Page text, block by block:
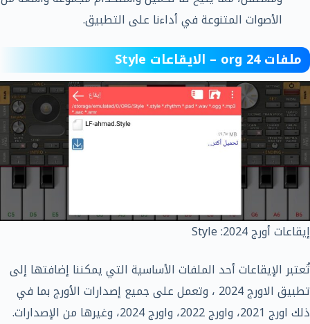
الأصوات المتنوعة في أداءنا على التطبيق.
ملفات org 24 – الايقاعات Style
إيقاعات أورج 2024: Style
تُعتبر الإيقاعات أحد الملفات الأساسية التي يمكننا إضافتها إلى
تطبيق الاورج 2024 ، وتعمل على جميع إصدارات الأورج بما في
ذلك اورج 2021، واورج 2022، واورج 2024، وغيرها من الإصدارات.